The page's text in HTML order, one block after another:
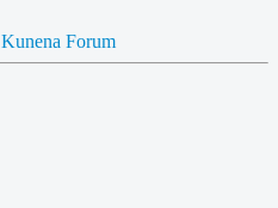
Kunena Forum